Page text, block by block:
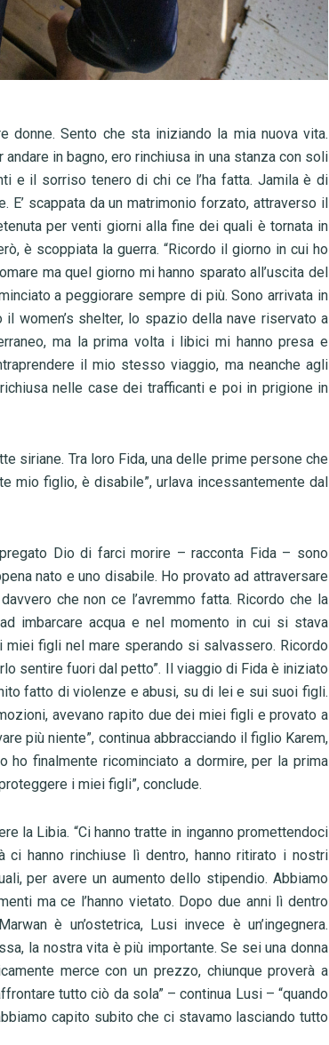
Sento che sta iniziando la mia nuova vita.
in bagno, ero rinchiusa in una stanza con soli
e il sorriso tenero di chi ce l’ha fatta. Jamila è di
scappata da un matrimonio forzato, attraverso il
per venti giorni alla fine dei quali è tornata in
è scoppiata la guerra. “Ricordo il giorno in cui ho
ma quel giorno mi hanno sparato all’uscita del
a peggiorare sempre di più. Sono arrivata in
il women’s shelter, lo spazio della nave riservato a
ma la prima volta i libici mi hanno presa e
il mio stesso viaggio, ma neanche agli
nelle case dei trafficanti e poi in prigione in
siriane. Tra loro Fida, una delle prime persone che
mio figlio, è disabile”, urlava incessantemente dal
Dio di farci morire – racconta Fida – sono
nato e uno disabile. Ho provato ad attraversare
che non ce l’avremmo fatta. Ricordo che la
imbarcare acqua e nel momento in cui si stava
figli nel mare sperando si salvassero. Ricordo
sentire fuori dal petto”. Il viaggio di Fida è iniziato
fatto di violenze e abusi, su di lei e sui suoi figli.
avevano rapito due dei miei figli e provato a
più niente”, continua abbracciando il figlio Karem,
ho finalmente ricominciato a dormire, per la prima
i miei figli”, conclude.
la Libia. “Ci hanno tratte in inganno promettendoci
ci hanno rinchiuse lì dentro, hanno ritirato i nostri
per avere un aumento dello stipendio. Abbiamo
ma ce l’hanno vietato. Dopo due anni lì dentro
è un’ostetrica, Lusi invece è un’ingegnera.
la nostra vita è più importante. Se sei una donna
merce con un prezzo, chiunque proverà a
tutto ciò da sola” – continua Lusi – “quando
capito subito che ci stavamo lasciando tutto